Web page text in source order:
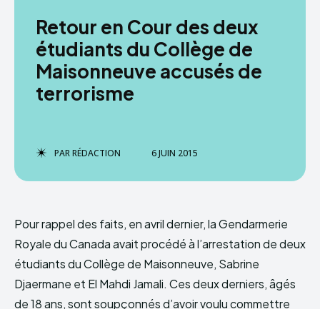
Retour en Cour des deux
étudiants du Collège de
Maisonneuve accusés de
terrorisme
PARRÉDACTION 6 JUIN 2015
Pour rappel des faits, en avril dernier, la Gendarmerie
Royale du Canada avait procédé à l’arrestation de deux
étudiants du Collège de Maisonneuve, Sabrine
Djaermane et El Mahdi Jamali. Ces deux derniers, âgés
de 18 ans, sont soupçonnés d’avoir voulu commettre